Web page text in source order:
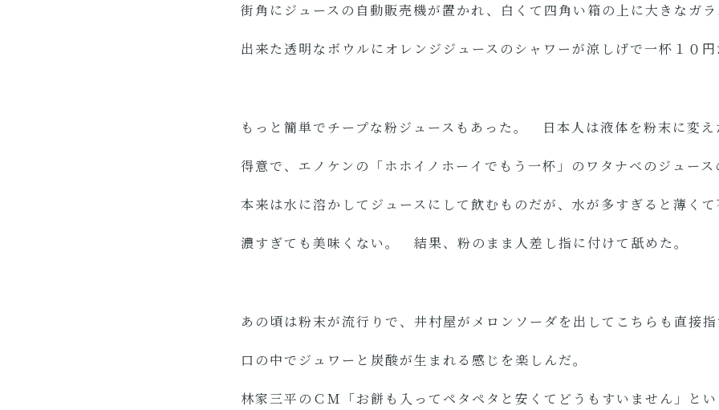
街角にジュースの自動販売機が置かれ、白くて四角い箱の上に大きなガ
出来た透明なボウルにオレンジジュースのシャワーが涼しげで一杯１０
もっと簡単でチープな粉ジュースもあった。 日本人は液体を粉末に変
得意で、エノケンの「ホホイノホーイでもう一杯」のワタナベのジュー
本来は水に溶かしてジュースにして飲むものだが、水が多すぎると薄く
濃すぎても美味くない。 結果、粉のまま人差し指に付けて舐めた。
あの頃は粉末が流行りで、井村屋がメロンソーダを出してこちらも直接
口の中でジュワーと炭酸が生まれる感じを楽しんだ。
林家三平のＣＭ「お餅も入ってペタペタと安くてどうもすいません」と